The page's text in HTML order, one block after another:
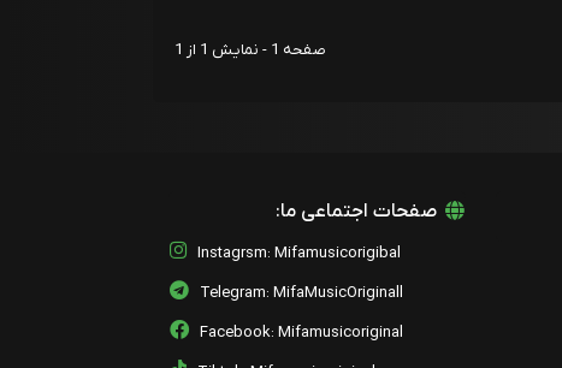
صفحه 1 - نمایش 1 از 1
صفحات اجتماعی ما:
Instagrsm: Mifamusicorigibal
Telegram: MifaMusicOriginall
Facebook: Mifamusicoriginal